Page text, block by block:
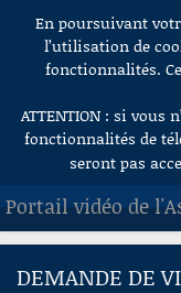
Aller au contenu
En poursuivant
l’utilisation de
fonctionnalités.
ATTENTION : si vous
fonctionnalités de
seront pas
Portail vidéo de
ACCUEIL
DEMANDE DE